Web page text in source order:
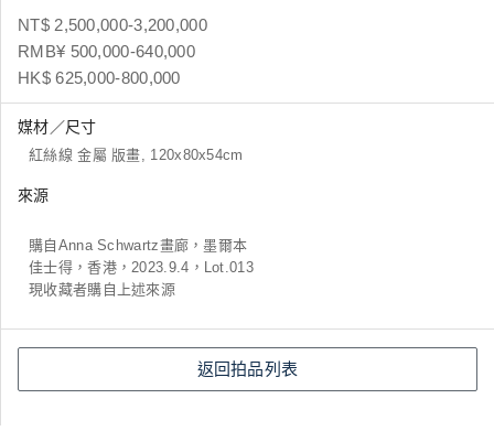
NT$ 2,500,000-3,200,000
RMB¥ 500,000-640,000
HK$ 625,000-800,000
媒材／尺寸
紅絲線 金屬 版畫, 120x80x54cm
來源
購自Anna Schwartz畫廊，墨爾本
佳士得，香港，2023.9.4，Lot.013
現收藏者購自上述來源
返回拍品列表